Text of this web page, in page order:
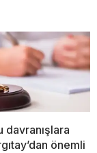
davranışlara
önemli